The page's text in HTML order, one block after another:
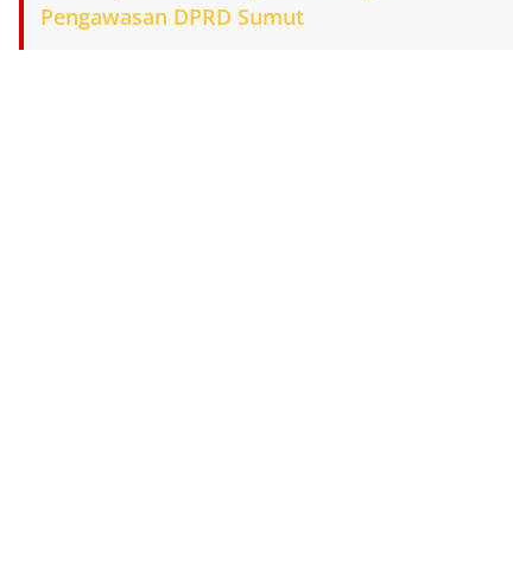
Pengawasan DPRD Sumut